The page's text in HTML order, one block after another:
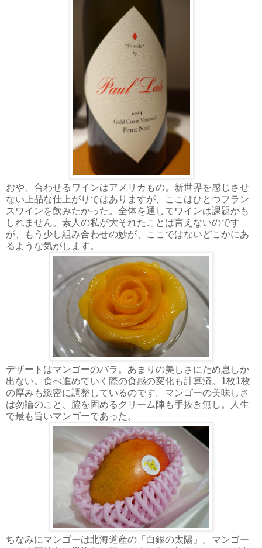
おや、合わせるワインはアメリカもの。新世界を感じさせ
ない上品な仕上がりではありますが、ここはひとつフラン
スワインを飲みたかった。全体を通してワインは課題かも
しれません。素人の私が大それたことは言えないのです
が、もう少し組み合わせの妙が、ここではないどこかにあ
るような気がします。
デザートはマンゴーのバラ。あまりの美しさにため息しか
出ない。食べ進めていく際の食感の変化も計算済。1枚1枚
の厚みも緻密に調整しているのです。マンゴーの美味しさ
は勿論のこと、脇を固めるクリーム陣も手抜き無し。人生
で最も旨いマンゴーであった。
ちなみにマンゴーは北海道産の「白銀の太陽」。マンゴー